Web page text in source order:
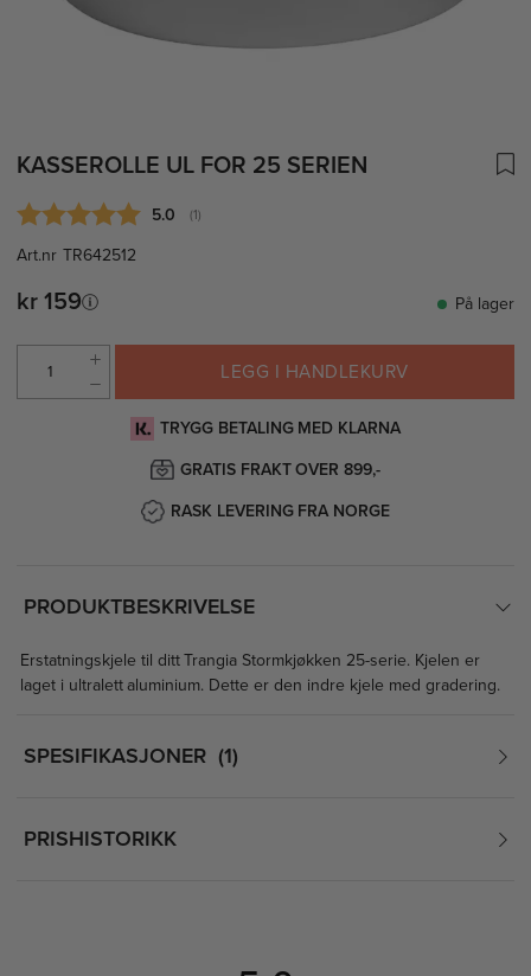
KASSEROLLE UL FOR 25 SERIEN
Gjennomsnittskarakter:
5.0 (stemmer:
1)
Art.nr TR642512
kr 159 På lager
LEGG I HANDLEKURV
TRYGG BETALING MED KLARNA
GRATIS FRAKT OVER 899,-
RASK LEVERING FRA NORGE
PRODUKTBESKRIVELSE
Erstatningskjele til ditt Trangia Stormkjøkken 25-serie. Kjelen er
laget i ultralett aluminium. Dette er den indre kjele med gradering.
SPESIFIKASJONER 1
PRISHISTORIKK